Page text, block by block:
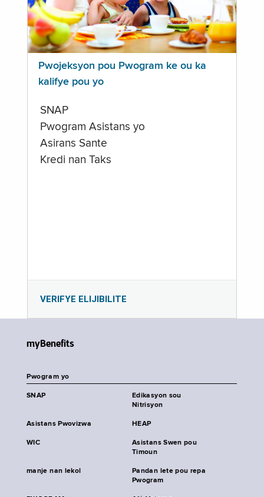
Pwojeksyon pou Pwogram ke ou ka
kalifye pou yo
SNAP
Pwogram Asistans yo
Asirans Sante
Kredi nan Taks
VERIFYE ELIJIBILITE
myBenefits
Pwogram yo
SNAP
Edikasyon sou
Nitrisyon
Asistans Pwovizwa HEAP
WIC
Asistans Swen pou
Timoun
manje nan lekol
Pandan lete pou repa
Pwogram